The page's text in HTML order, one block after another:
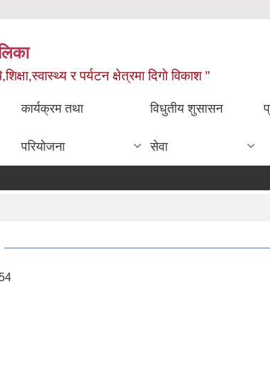
र पर्यटन क्षेत्रमा दिगाे विकाश "
कार्यक्रम तथा
परियोजना
विधुतीय शुसासन
सेवा